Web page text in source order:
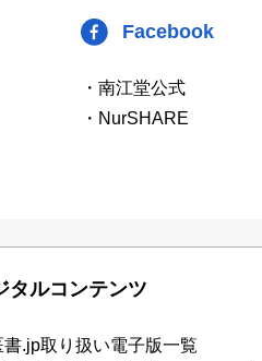
Facebook
・南江堂公式
・NurSHARE
タルコンテンツ
書.jp取り扱い電子版一覧